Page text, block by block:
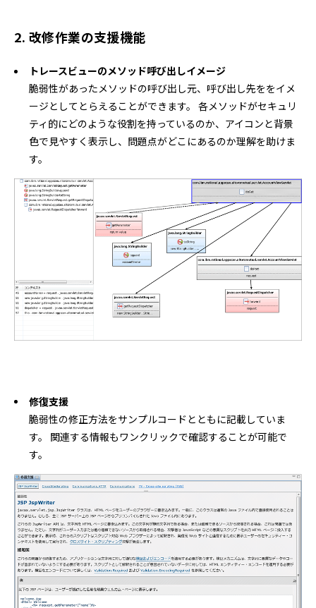
2. 改修作業の支援機能
トレースビューのメソッド呼び出しイメージ
脆弱性があったメソッドの呼び出し元、呼び出し先ををイメ
ージとしてとらえることができます。 各メソッドがセキュリ
ティ的にどのような役割を持っているのか、アイコンと背景
色で見やすく表示し、問題点がどこにあるのか理解を助けま
す。
修復支援
脆弱性の修正方法をサンプルコードとともに記載していま
す。 関連する情報もワンクリックで確認することが可能で
す。